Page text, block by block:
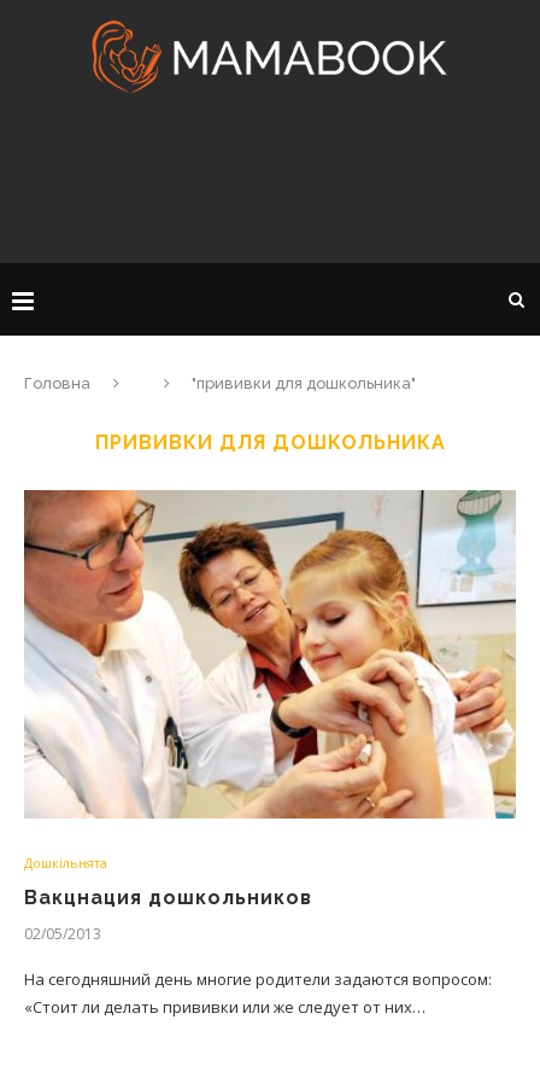
Головна "прививки для дошкольника"
ПРИВИВКИ ДЛЯ ДОШКОЛЬНИКА
Дошкільнята
Вакцнация дошкольников
02/05/2013
На сегодняшний день многие родители задаются вопросом:
«Стоит ли делать прививки или же следует от них…